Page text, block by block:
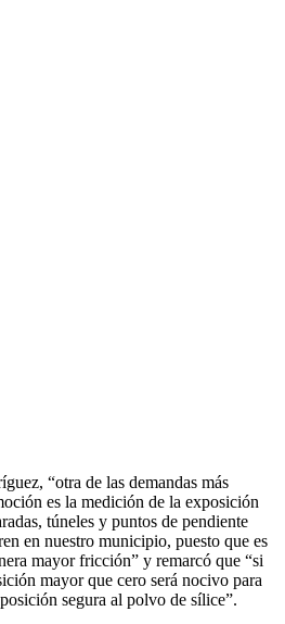
“otra de las demandas más
es la medición de la exposición
túneles y puntos de pendiente
en nuestro municipio, puesto que es
mayor fricción” y remarcó que “si
mayor que cero será nocivo para
segura al polvo de sílice”.